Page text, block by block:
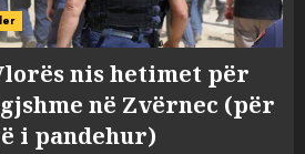
nis hetimet për
në Zvërnec (për
i pandehur)